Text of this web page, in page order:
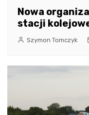
Nowa
stacji
Szymon Tomczyk